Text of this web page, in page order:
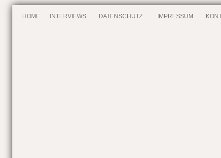
HOME INTERVIEWS DATENSCHUTZ IMPRESSUM